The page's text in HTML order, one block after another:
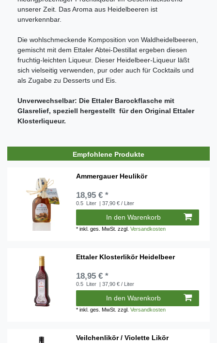
unserer Zeit. Das Aroma aus Heidelbeeren ist
unverkennbar.
Die wohlschmeckende Komposition von Waldheidelbeeren,
gemischt mit dem Ettaler Abtei-Destillat ergeben diesen
fruchtig-leichten Liqueur. Dieser Heidelbeer-Liqueur läßt
sich vielseitig verwenden, pur oder auch für Cocktails und
als Zugabe zu Desserts und Eis.
Unverwechselbar: Die Ettaler Barockflasche mit
Glasrelief, speziell hergestellt für den Original Ettaler
Klosterliqueur.
Empfohlene Produkte
Ammergauer Heulikör
18,95 € *
0.5 Liter | 37,90 € / Liter
In den Warenkorb
*inkl. ges. MwSt. zzgl.Versandkosten
Ettaler Klosterlikör Heidelbeer
18,95 € *
0.5 Liter | 37,90 € / Liter
In den Warenkorb
*inkl. ges. MwSt. zzgl.Versandkosten
Veilchenlikör / Violette Likör